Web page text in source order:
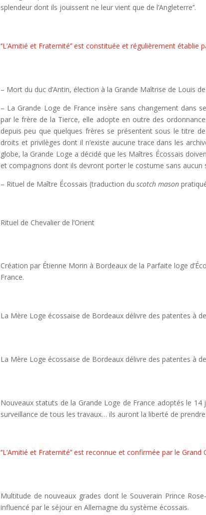
splendeur dont ils jouissent ne leur vient que de l’Angleterre’’.
‘’L’Amitié et Fraternité’’ est constituée et régulièrement établie
– Mort du duc d’Antin, élection à la Grande Maîtrise de Louis
– La Grande Loge de France insère sans changement dans
par le frère de la Tierce, elle adopte en outre des
depuis peu que quelques frères se présentent sous le titre
droits et privilèges dont il n’existe aucune trace dans les
globe, la Grande Loge a décidé que les Maîtres Écossais
et compagnons dont ils devront porter le costume sans aucun
– Rituel de Maître Écossais (traduction du scotch mason
Rituel de Chevalier de l’Orient
Création par Étienne Morin à Bordeaux de la Parfaite loge
France.
La Mère Loge écossaise de Bordeaux délivre des patentes à
La Mère Loge écossaise de Bordeaux délivre des patentes à
Nouveaux statuts de la Grande Loge de France adoptés le 14
surveillance de tous les travaux… ils auront la liberté de
‘’L’Amitié et Fraternité’’ est reconnue et confirmée par le
Multitude de nouveaux grades dont le Souverain Prince
influencé par le séjour en Allemagne du système écossais.